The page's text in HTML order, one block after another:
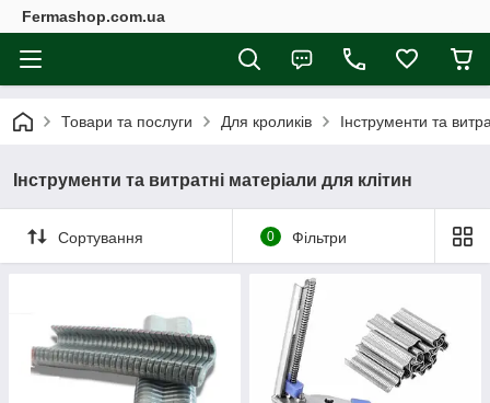
Fermashop.com.ua
Товари та послуги Для кроликів Інструменти та
Інструменти та витратні матеріали для клітин
Сортування 0 Фільтри